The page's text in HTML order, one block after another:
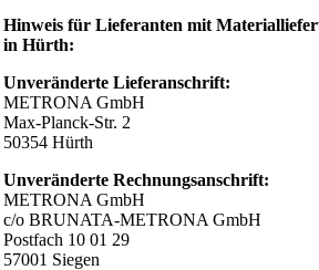
Hinweis für Lieferanten mit
in Hürth:
Unveränderte Lieferanschrift:
METRONA GmbH
Max-Planck-Str. 2
50354 Hürth
Unveränderte Rechnungsanschrift:
METRONA GmbH
c/o BRUNATA-METRONA GmbH
Postfach 10 01 29
57001 Siegen